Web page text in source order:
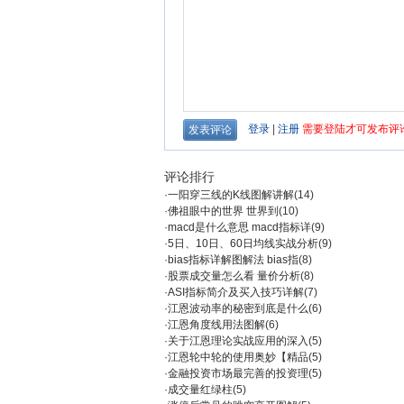
评论排行
·一阳穿三线的K线图解讲解(14)
·佛祖眼中的世界 世界到 (10)
·macd是什么意思 macd指标详(9)
·5日、10日、60日均线实战分析(9)
·bias指标详解图解法 bias指(8)
·股票成交量怎么看 量价分析(8)
·ASI指标简介及买入技巧详解(7)
·江恩波动率的秘密到底是什么(6)
·江恩角度线用法图解(6)
·关于江恩理论实战应用的深入(5)
·江恩轮中轮的使用奥妙【精品(5)
·金融投资市场最完善的投资理(5)
·成交量红绿柱(5)